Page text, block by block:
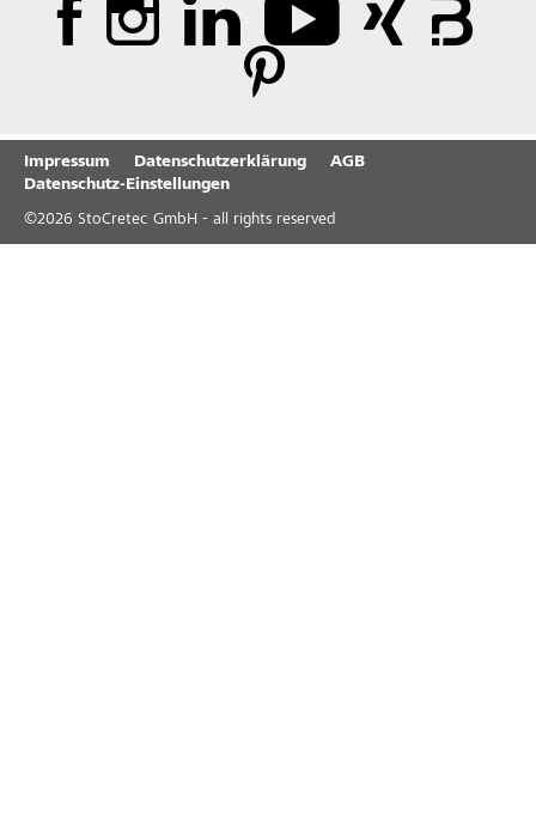
Impressum Datenschutzerklärung
AGB
Datenschutz-Einstellungen
©2026 StoCretec GmbH - all rights reserved